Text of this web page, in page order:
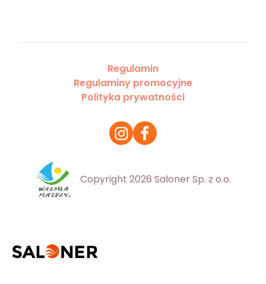
Regulamin
Regulaminy promocyjne
Polityka prywatności
Copyright 2026 Saloner Sp. z o.o.